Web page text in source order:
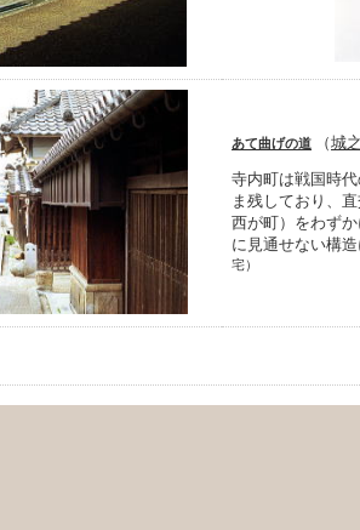
あて曲げの道 （城
寺内町は戦国時
ま残しており、
西が町）をわず
に見通せない構
宅）